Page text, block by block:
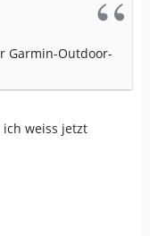
Garmin-Outdoor-
weiss jetzt